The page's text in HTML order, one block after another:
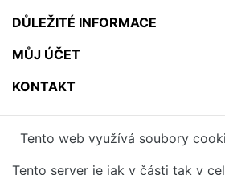
DŮLEŽITÉ INFORMACE
MŮJ ÚČET
KONTAKT
Tento web využívá soubory
Tento server je jak v části tak v